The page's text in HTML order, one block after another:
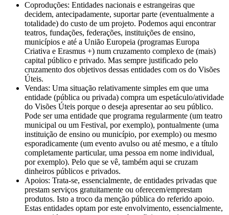
Coproduções: Entidades nacionais e estrangeiras que
decidem, antecipadamente, suportar parte (eventualmente a
totalidade) do custo de um projeto. Podemos aqui encontrar
teatros, fundações, federações, instituições de ensino,
municípios e até a União Europeia (programas Europa
Criativa e Erasmus +) num cruzamento complexo de (mais)
capital público e privado. Mas sempre justificado pelo
cruzamento dos objetivos dessas entidades com os do Visões
Úteis.
Vendas: Uma situação relativamente simples em que uma
entidade (pública ou privada) compra um espetáculo/atividade
do Visões Úteis porque o deseja apresentar ao seu público.
Pode ser uma entidade que programa regularmente (um teatro
municipal ou um Festival, por exemplo), pontualmente (uma
instituição de ensino ou município, por exemplo) ou mesmo
esporadicamente (um evento avulso ou até mesmo, e a título
completamente particular, uma pessoa em nome individual,
por exemplo). Pelo que se vê, também aqui se cruzam
dinheiros públicos e privados.
Apoios: Trata-se, essencialmente, de entidades privadas que
prestam serviços gratuitamente ou oferecem/emprestam
produtos. Isto a troco da menção pública do referido apoio.
Estas entidades optam por este envolvimento, essencialmente,